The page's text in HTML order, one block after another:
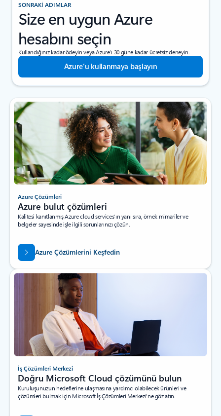
SONRAKİ ADIMLAR
Size en uygun Azure
hesabını seçin
Kullandığınız kadar ödeyin veya Azure’ı 30 güne kadar ücretsiz deneyin.
Azure’u kullanmaya başlayın
Azure Çözümleri
Azure bulut çözümleri
Kalitesi kanıtlanmış Azure cloud services’ın yanı sıra, örnek mimariler ve
belgeler sayesinde işle ilgili sorunlarınızı çözün.
Azure Çözümlerini Keşfedin
İş Çözümleri Merkezi
Doğru Microsoft Cloud çözümünü bulun
Kuruluşunuzun hedeflerine ulaşmasına yardımcı olabilecek ürünleri ve
çözümleri bulmak için Microsoft İş Çözümleri Merkezi'ne göz atın.